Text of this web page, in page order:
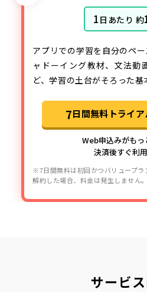
1 日あたり 約
アプリでの学習を自分のペ
ャドーイング教材、文法動
ど、学習の土台がそろった基
7日間無料トライ
Web申込みがもっ
決済後すぐ利用
※7日間無料は初回かつバリュープラ
解約した場合、料金は発生しません。
サービ